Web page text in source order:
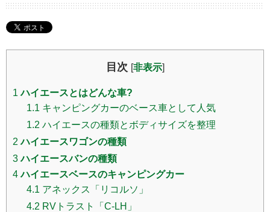
目次 [非表示]
1 ハイエースとはどんな車?
1.1 キャンピングカーのベース車として人気
1.2 ハイエースの種類とボディサイズを整理
2 ハイエースワゴンの種類
3ハイエースバンの種類
4ハイエースベースのキャンピングカー
4.1 アネックス「リコルソ」
4.2 RVトラスト「C-LH」